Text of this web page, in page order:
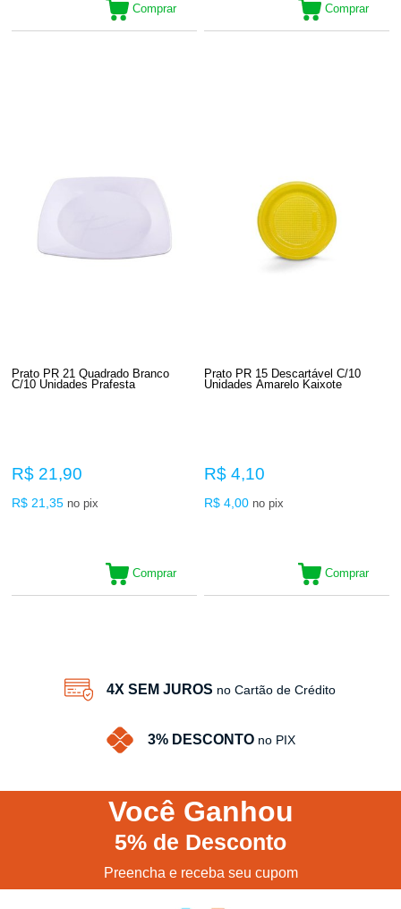
Comprar Comprar
Prato PR 21 Quadrado Branco
C/10 Unidades Prafesta
R$ 21,90
R$ 21,35 no pix
Comprar
Prato PR 15 Descartável C/10
Unidades Amarelo Kaixote
R$ 4,10
R$ 4,00 no pix
Comprar
4X SEM JUROS no Cartão de Crédito
3% DESCONTO no PIX
Você Ganhou
5% de Desconto
Preencha e receba seu cupom